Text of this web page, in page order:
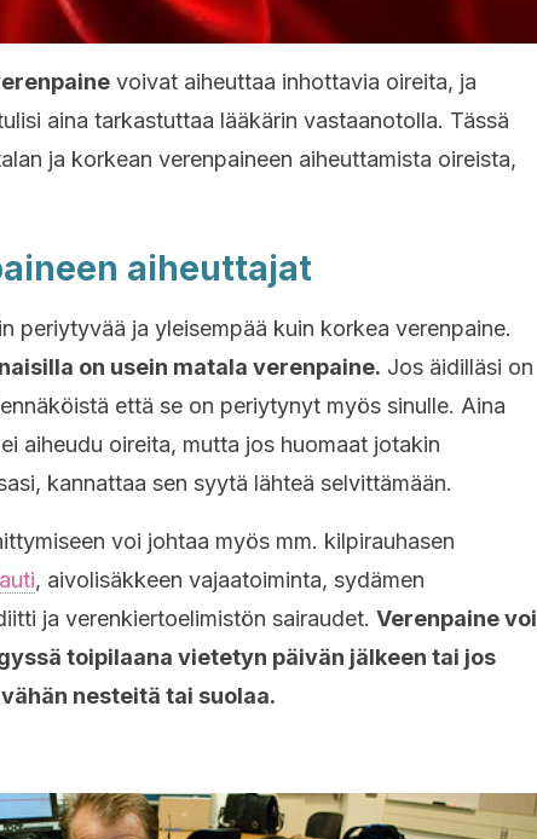
voivat aiheuttaa inhottavia oireita, ja
aina tarkastuttaa lääkärin vastaanotolla. Tässä
ja korkean verenpaineen aiheuttamista oireista,
aiheuttajat
periytyvää ja yleisempää kuin korkea verenpaine.
on usein matala verenpaine. Jos äidilläsi on
että se on periytynyt myös sinulle. Aina
aiheudu oireita, mutta jos huomaat jotakin
kannattaa sen syytä lähteä selvittämään.
voi johtaa myös mm. kilpirauhasen
, aivolisäkkeen vajaatoiminta, sydämen
ja verenkiertoelimistön sairaudet. Verenpaine voi
toipilaana vietetyn päivän jälkeen tai jos
nesteitä tai suolaa.